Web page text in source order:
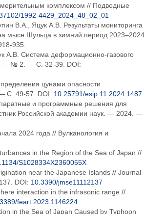
комплексом // Подводные
1992-4429_2024_48_02_01
В.А., Яцук А.В. Результаты мониторинга
мысе Шульца в зимний период 2023–2024
935.
А.В. Система деформационно-газового
— № 2. — С. 32-39. DOI:
цунами опасности
С. 49-57. DOI: 10.25791/esip.11.2024.1487
и программные решения для
Российской академии наук. — 2024. —
2024 года // Вулканология и
in the Region of the Sea of Japan //
S1028334X2360055X
near the Japanese Islands // Journal
DOI: 10.3390/jmse11112137
interaction in the infrasonic range //
feart.2023.1146224
in the Sea of Japan Caused by Typhoon